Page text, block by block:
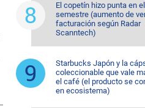
El copetín hizo punta en
semestre (aumento de
facturación según Radar
Scanntech)
Starbucks Japón y la
coleccionable que vale
el café (el producto se
en ecosistema)